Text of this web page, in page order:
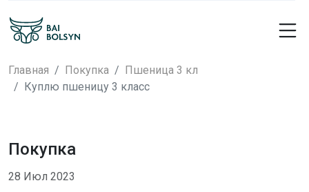
Главная Покупка
Пшеница 3 кл
Куплю пшеницу 3 класс
Покупка
28 Июл 2023